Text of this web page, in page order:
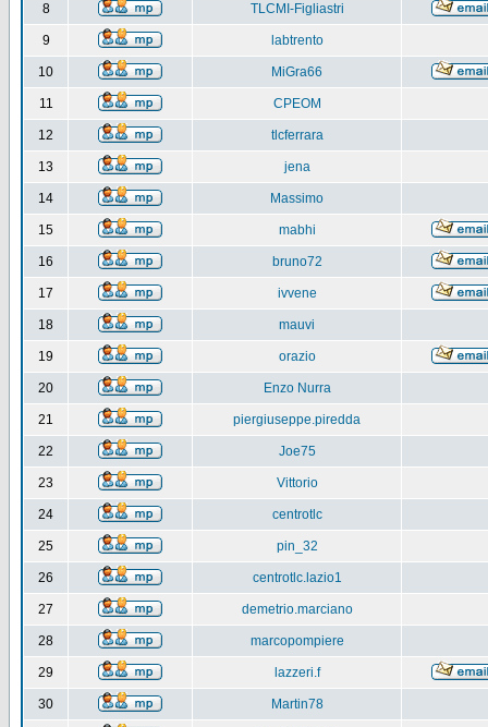
8 TLCMI-Figliastri
9 labtrento
10 MiGra66
11 CPEOM
12 tlcferrara
13 jena
14 Massimo
15 mabhi
16 bruno72
17 ivvene
18 mauvi
19 orazio
20 Enzo Nurra
21 piergiuseppe.piredda
22 Joe75
23 Vittorio
24 centrotlc
25 pin_32
26 centrotlc.lazio1
27 demetrio.marciano
28 marcopompiere
29 lazzeri.f
30 Martin78